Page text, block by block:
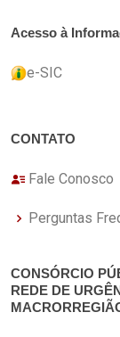
Acesso à
e-SIC
CONTATO
Fale Conosco
Perguntas
CONSÓRCIO
REDE DE